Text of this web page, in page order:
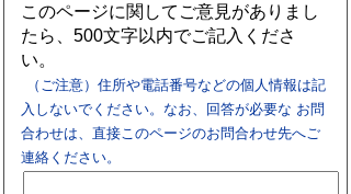
このページに関してご意見がありまし
たら、500文字以内でご記入くださ
い。
（ご注意）住所や電話番号などの個人情報は記
入しないでください。なお、回答が必要な お問
合わせは、直接このページのお問合わせ先へご
連絡ください。